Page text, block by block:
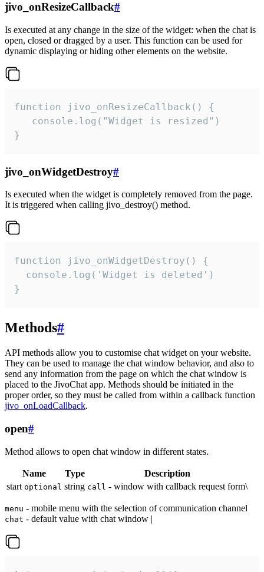
jivo_onResizeCallback#
Is executed at any change in the size of the widget: when the chat is
open, closed or dragged by a user. This function can be used for
dynamic displaying or hiding other elements on the website.
function jivo_onResizeCallback() {
   console.log("Widget is resized")
}
jivo_onWidgetDestroy#
Is executed when the widget is completely removed from the page.
It is triggered when calling jivo_destroy() method.
function jivo_onWidgetDestroy() {
  console.log('Widget is deleted')
}
Methods#
API methods allow you to customise chat widget on your website.
They can be used to manage the chat window behavior, and also to
send any information from the page on which the chat window is
placed to the JivoChat app. Methods should be initiated in the
proper order, so they must be called from within a callback function
jivo_onLoadCallback.
open#
Method allows to open chat window in different states.
Name Type
Description
start optional string call - window with callback request form\
menu - mobile menu with the selection of communication channel
chat - default value with chat window |